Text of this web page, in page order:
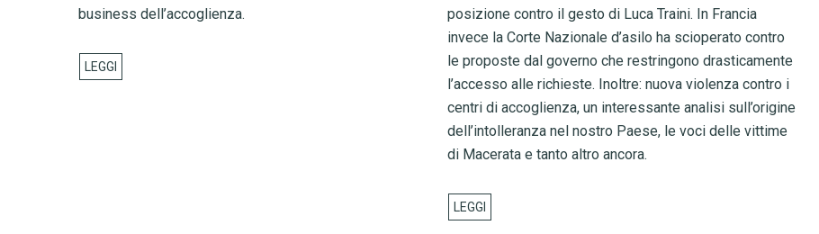
business dell’accoglienza.
posizione contro il gesto di Luca Traini. In Francia
invece la Corte Nazionale d’asilo ha scioperato contro
le proposte dal governo che restringono drasticamente
l’accesso alle richieste. Inoltre: nuova violenza contro i
centri di accoglienza, un interessante analisi sull’origine
dell’intolleranza nel nostro Paese, le voci delle vittime
di Macerata e tanto altro ancora.